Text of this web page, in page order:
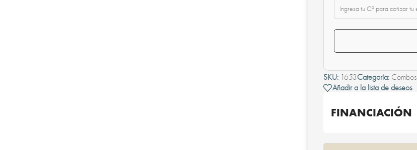
SKU: 1653Categoría: Combos
Añadir a la lista de deseos
FINANCIACIÓN